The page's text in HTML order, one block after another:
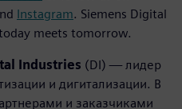
Instagram. Siemens Digital
meets tomorrow.
Industries (DI) — лидер
и дигитализации. В
и заказчиками